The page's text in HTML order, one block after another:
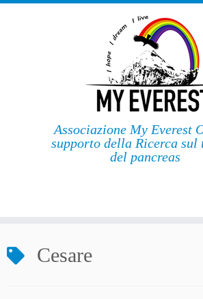
Associazione My Everest
supporto della Ricerca sul
del pancreas
Cesare